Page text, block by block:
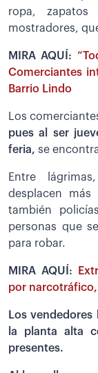
ropa,
mostradores,
MIRA AQUÍ:
Comerciantes
Barrio Lindo
Los
pues al ser
feria, se
Entre
desplacen
también
personas que
para robar.
MIRA AQUÍ:
por narcotráfico,
Los
la planta alta
presentes.